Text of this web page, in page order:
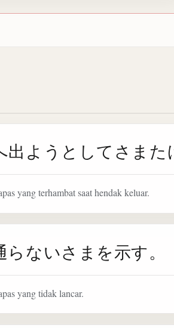
出ようとしてさまた
yang terhambat saat hendak keluar.
らないさまを示す。
yang tidak lancar.